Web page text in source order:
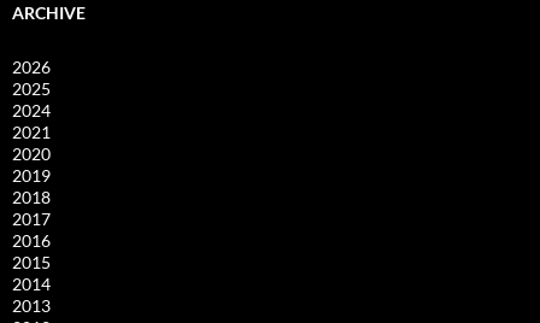
ARCHIVE
2026
2025
2024
2021
2020
2019
2018
2017
2016
2015
2014
2013